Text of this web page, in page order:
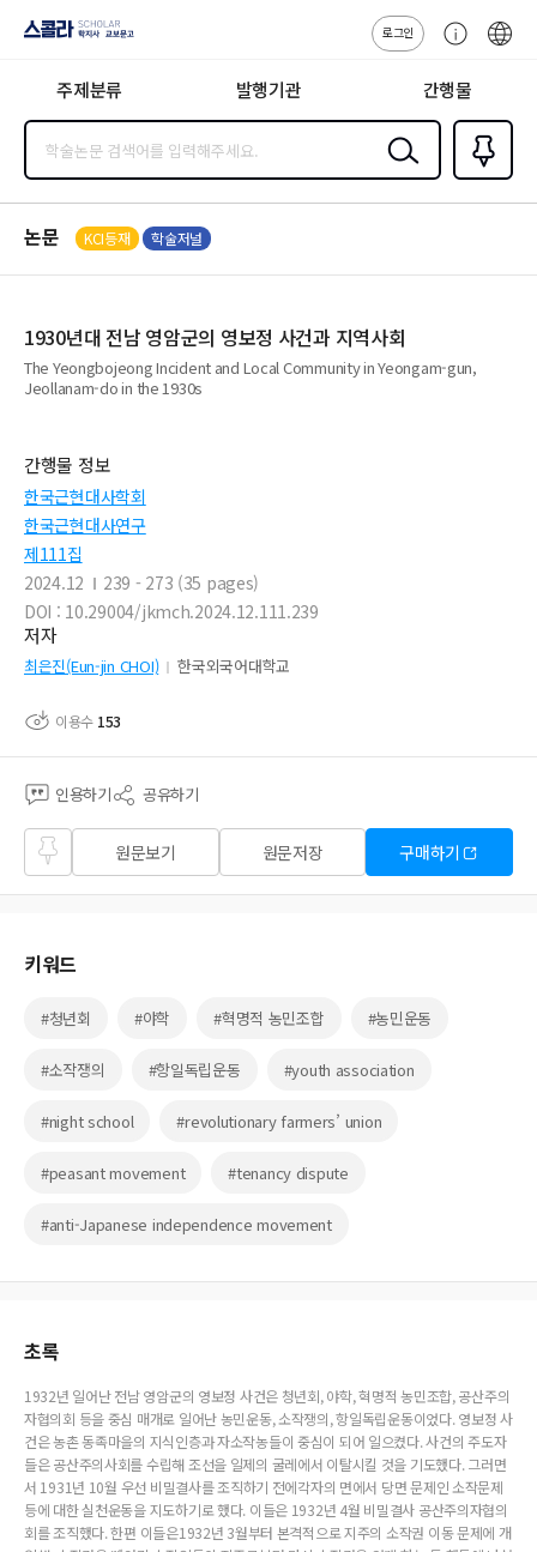
지사·교보문고
로그인
센
주제분류 발행기관 간행물
검색
즐겨찾
기0
논문 KCI등재 학술저널
1930년대 전남 영암군의 영보정 사건과 지역사회
The Yeongbojeong Incident and Local Community in Yeongam-gun,
Jeollanam-do in the 1930s
간행물 정보
한국근현대사학회
한국근현대사연구
제111집
2024.12
239 - 273 (35 pages)
DOI : 10.29004/jkmch.2024.12.111.239
저자
최은진(Eun-jin CHOI) 한국외국어대학교
이용수 153
인용하기 공유하기
즐겨
찾기
원문보기 원문저장 구매하기
키워드
#청년회 #야학 #혁명적 농민조합 #농민운동
#소작쟁의 #항일독립운동 #youth association
#night school #revolutionary farmers’ union
#peasant movement #tenancy dispute
#anti-Japanese independence movement
초록
1932년 일어난 전남 영암군의 영보정 사건은 청년회, 야학, 혁명적 농민조합, 공산주의
자협의회 등을 중심 매개로 일어난 농민운동, 소작쟁의, 항일독립운동이었다. 영보정 사
건은 농촌 동족마을의 지식인층과 자소작농들이 중심이 되어 일으켰다. 사건의 주도자
들은 공산주의사회를 수립해 조선을 일제의 굴레에서 이탈시킬 것을 기도했다. 그러면
서 1931년 10월 우선 비밀결사를 조직하기 전에각자의 면에서 당면 문제인 소작문제
등에 대한 실천운동을 지도하기로 했다. 이들은 1932년 4월 비밀결사 공산주의자협의
회를 조직했다. 한편 이들은1932년 3월부터 본격적으로 지주의 소작권 이동 문제에 개